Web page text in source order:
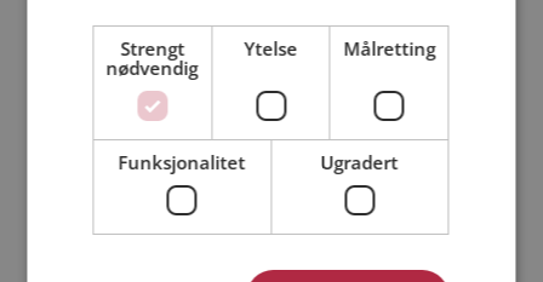
Jeg er en: Mann Kvinne
Min alder:
Strengt
nødvendig
Ytelse Målretting
Funksjonalitet Ugradert